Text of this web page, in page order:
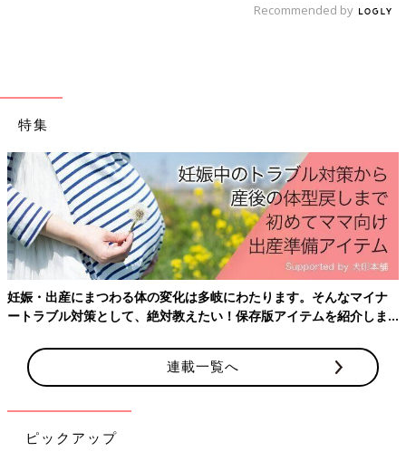
いは把握できるし…」（おもち）
「全ての引き落としを1つの口座にまとめており、その月の口座
引き落とし額＝支出になるので（家計簿はつけていません）」
（シャオリン）
「過去には家計簿をつけていたけれど、無駄遣いはしないし、家
計簿をつけようがつけまいが使うお金は使うし。つける理由がわ
からなくなり、やめました」（ほーほ）
「つけていたけど、節約効果は感じませんでした。つけなくても
残高は確認できるし、支出に大きな波があるでもなく。家計簿を
つけるってめんどくさいし、その時間を有効活用したほうが……
と思ってしまって」（あー）
ザーで1級FP技能士の前田菜穂子さんに聞きました。
Recommended by
特集
妊娠・出産にまつわる体の変化は多岐にわたります。そんなマイナ
ートラブル対策として、絶対教えたい！保存版アイテムを紹介しま
連載一覧へ
ピックアップ